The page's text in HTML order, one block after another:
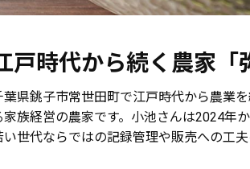
戸時代から続く農家「
葉県銚子市常世田町で江戸時代から農業
家族経営の農家です。小池さんは2024年
い世代ならではの記録管理や販売への工